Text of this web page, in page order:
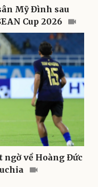
chuyện thời sự
truyện đêm khuya
sổ tình yêu
chuyện cho bé
Mỹ Đình sau
Cup 2026
ngờ về Hoàng Đức